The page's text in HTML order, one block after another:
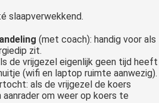
slaapverwekkend.
(met coach): handig voor als
zit.
de vrijgezel eigenlijk geen tijd heeft
(wifi en laptop ruimte aanwezig).
als de vrijgezel de koers
aanrader om weer op koers te